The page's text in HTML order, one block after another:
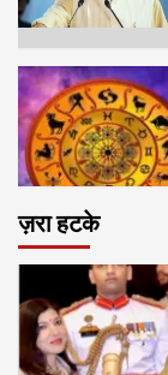
ज़रा हटके